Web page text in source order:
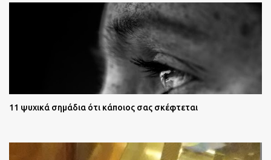
11 ψυχικά σημάδια ότι κάποιος σας σκέφτεται